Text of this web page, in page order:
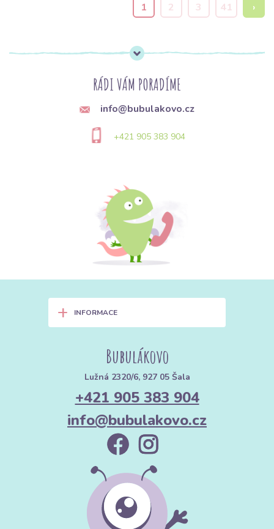
1 2 3 41 ›
RÁDI VÁM PORADÍME
info@bubulakovo.cz
+421 905 383 904
+ INFORMACE
Bubulákovo
Lužná 2320/6, 927 05 Šala
+421 905 383 904
info@bubulakovo.cz